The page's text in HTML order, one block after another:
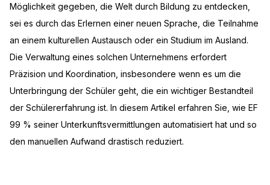
Möglichkeit gegeben, die Welt durch Bildung zu entdecken,
sei es durch das Erlernen einer neuen Sprache, die Teilnahme
an einem kulturellen Austausch oder ein Studium im Ausland.
Die Verwaltung eines solchen Unternehmens erfordert
Präzision und Koordination, insbesondere wenn es um die
Unterbringung der Schüler geht, die ein wichtiger Bestandteil
der Schülererfahrung ist. In diesem Artikel erfahren Sie, wie EF
99 % seiner Unterkunftsvermittlungen automatisiert hat und so
den manuellen Aufwand drastisch reduziert.